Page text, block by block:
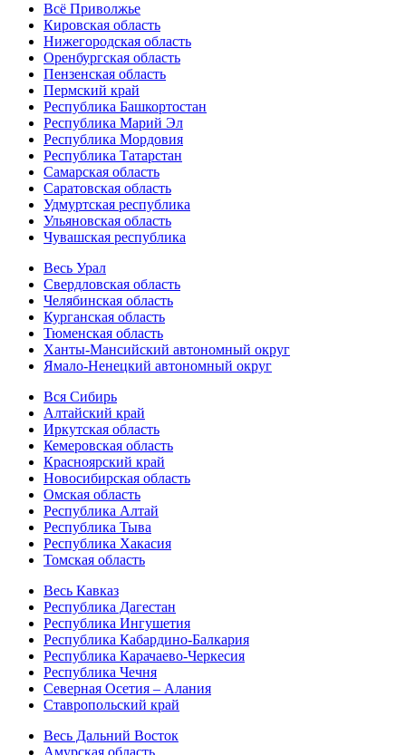
Всё Приволжье
Кировская область
Нижегородская область
Оренбургская область
Пензенская область
Пермский край
Республика Башкортостан
Республика Марий Эл
Республика Мордовия
Республика Татарстан
Самарская область
Саратовская область
Удмуртская республика
Ульяновская область
Чувашская республика
Весь Урал
Свердловская область
Челябинская область
Курганская область
Тюменская область
Ханты-Мансийский автономный округ
Ямало-Ненецкий автономный округ
Вся Сибирь
Алтайский край
Иркутская область
Кемеровская область
Красноярский край
Новосибирская область
Омская область
Республика Алтай
Республика Тыва
Республика Хакасия
Томская область
Весь Кавказ
Республика Дагестан
Республика Ингушетия
Республика Кабардино-Балкария
Республика Карачаево-Черкесия
Республика Чечня
Северная Осетия – Алания
Ставропольский край
Весь Дальний Восток
Амурская область